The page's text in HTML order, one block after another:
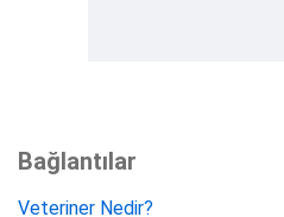
Bağlantılar
Veteriner Nedir?